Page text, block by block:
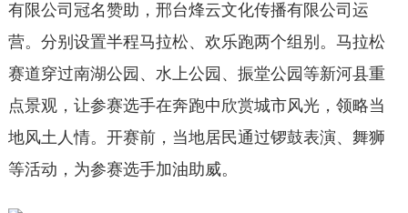
有限公司冠名赞助，邢台烽云文化传播有限公司运
营。分别设置半程马拉松、欢乐跑两个组别。马拉松
赛道穿过南湖公园、水上公园、振堂公园等新河县重
点景观，让参赛选手在奔跑中欣赏城市风光，领略当
地风土人情。开赛前，当地居民通过锣鼓表演、舞狮
等活动，为参赛选手加油助威。